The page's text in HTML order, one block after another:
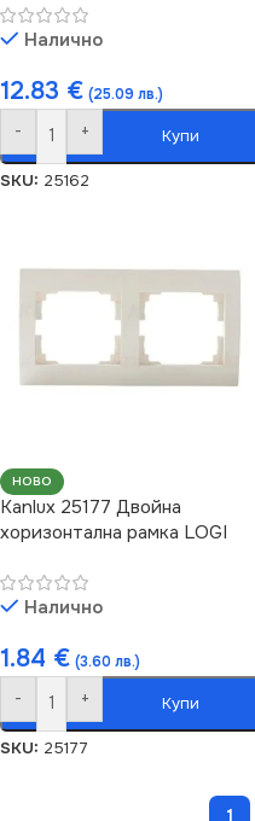
Налично
12.83 € (25.09 лв.)
- + Купи
SKU: 25162
НОВО
Kanlux 25177 Двойна
хоризонтална рамка LOGI
Налично
1.84 € (3.60 лв.)
- + Купи
SKU: 25177
1